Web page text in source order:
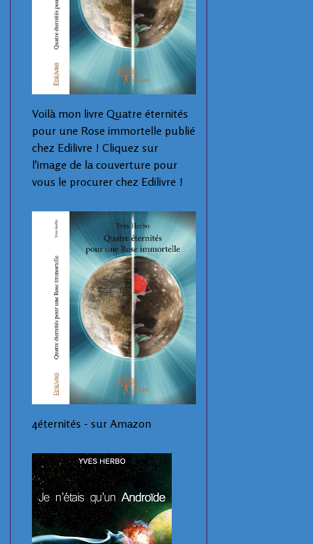
Voilà mon livre Quatre éternités
pour une Rose immortelle publié
chez Edilivre ! Cliquez sur
l'image de la couverture pour
vous le procurer chez Edilivre !
4éternités - sur Amazon